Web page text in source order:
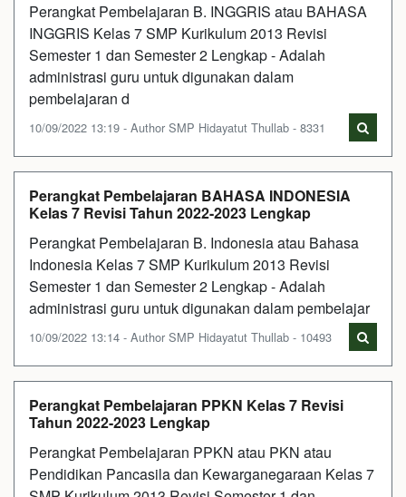
Perangkat Pembelajaran B. INGGRIS atau BAHASA
INGGRIS Kelas 7 SMP Kurikulum 2013 Revisi
Semester 1 dan Semester 2 Lengkap - Adalah
administrasi guru untuk digunakan dalam
pembelajaran d
10/09/2022 13:19 - Author SMP Hidayatut Thullab - 8331
Perangkat Pembelajaran BAHASA INDONESIA
Kelas 7 Revisi Tahun 2022-2023 Lengkap
Perangkat Pembelajaran B. Indonesia atau Bahasa
Indonesia Kelas 7 SMP Kurikulum 2013 Revisi
Semester 1 dan Semester 2 Lengkap - Adalah
administrasi guru untuk digunakan dalam pembelajar
10/09/2022 13:14 - Author SMP Hidayatut Thullab - 10493
Perangkat Pembelajaran PPKN Kelas 7 Revisi
Tahun 2022-2023 Lengkap
Perangkat Pembelajaran PPKN atau PKN atau
Pendidikan Pancasila dan Kewarganegaraan Kelas 7